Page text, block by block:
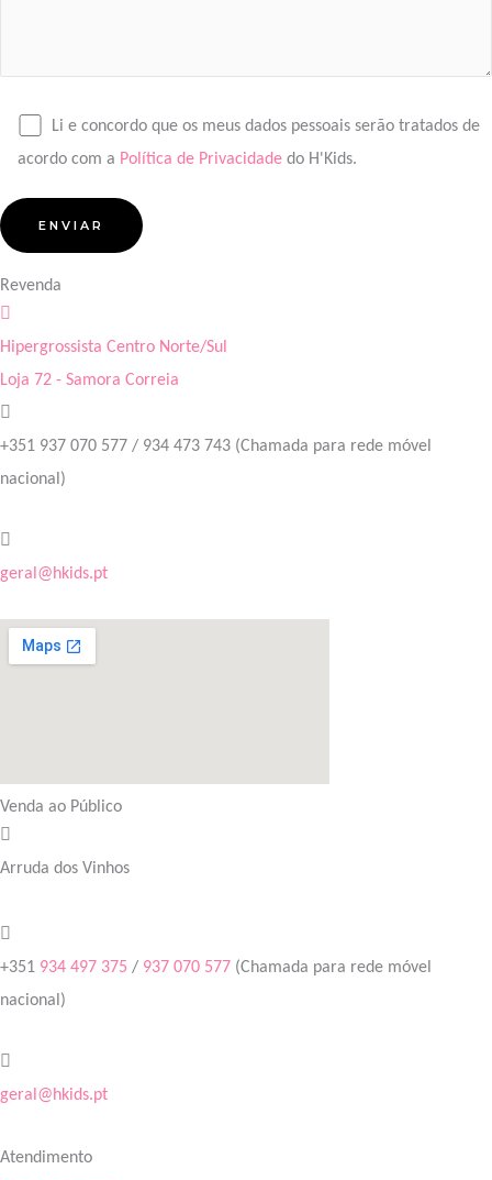
Li e concordo que os meus dados pessoais serão tratados de
acordo com a Política de Privacidade do H'Kids.
Revenda
Hipergrossista Centro Norte/Sul
Loja 72 - Samora Correia
+351 937 070 577 / 934 473 743 (Chamada para rede móvel
nacional)
geral@hkids.pt
Venda ao Público
Arruda dos Vinhos
+351 934 497 375 / 937 070 577 (Chamada para rede móvel
nacional)
geral@hkids.pt
Atendimento